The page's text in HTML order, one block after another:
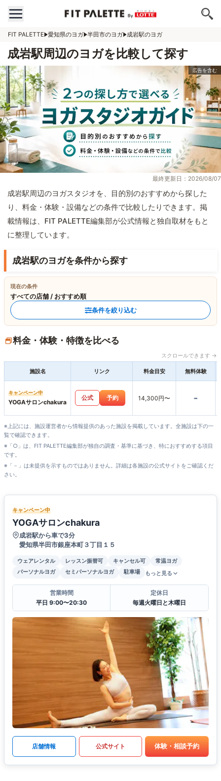
FIT PALETTE 愛知県のヨガ 半田市のヨガ 成岩駅のヨガ
成岩駅周辺のヨガを比較して探す
最終更新日：2026/08/07
成岩駅周辺のヨガスタジオを、目的別のおすすめから探した
り、料金・体験・設備などの条件で比較したりできます。掲
載情報は、FIT PALETTE編集部が公式情報と独自取材をもと
に整理しています。
成岩駅のヨガを条件から探す
現在の条件
すべての店舗 / おすすめ順
条件を絞り込む
料金・体験・特徴を比べる
スクロールできます →
施設名 リンク 料金目安 無料体験
キャンペーン中
YOGAサロンchakura
公式 予約 14,300円〜 -
※上記には、施設運営者から情報提供のあった施設を掲載しています。全施設は下の一
覧で確認できます。
※「○」は、FIT PALETTE編集部が独自の調査・基準に基づき、特におすすめする項目
です。
※「－」は未提供を示すものではありません。詳細は各施設の公式サイトをご確認くだ
さい。
キャンペーン中
YOGAサロンchakura
成岩駅から車で3分
愛知県半田市銀座本町３丁目１５
ウェアレンタル レッスン振替可 キャンセル可
常温ヨガ
パーソナルヨガ
セミパーソナルヨガ 駐車場 もっと見る
営業時間
平日 9:00〜20:30
定休日
毎週火曜日と木曜日
店舗情報 公式サイト 体験・相談予約